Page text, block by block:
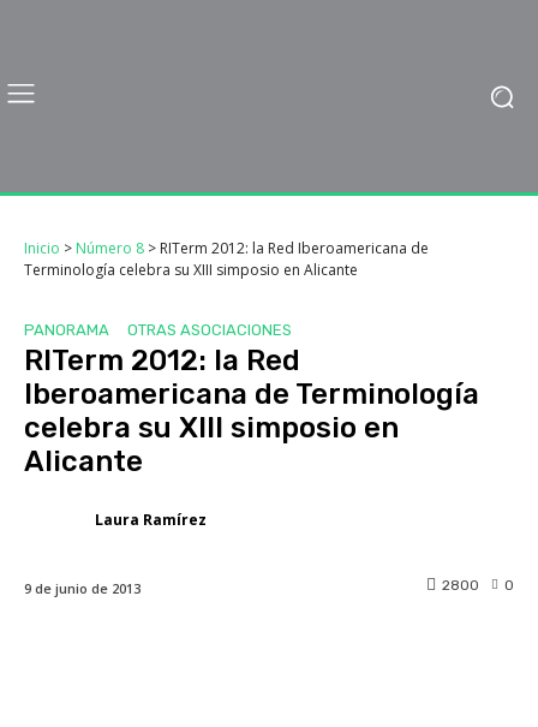
Inicio > Número 8 > RITerm 2012: la Red Iberoamericana de
Terminología celebra su XIII simposio en Alicante
PANORAMA OTRAS ASOCIACIONES
RITerm 2012: la Red
Iberoamericana de Terminología
celebra su XIII simposio en
Alicante
Laura Ramírez
9 de junio de 2013 0
2800